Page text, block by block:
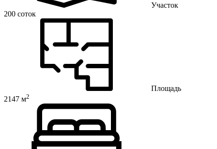
Участок
200 соток
Площадь
2147 м2